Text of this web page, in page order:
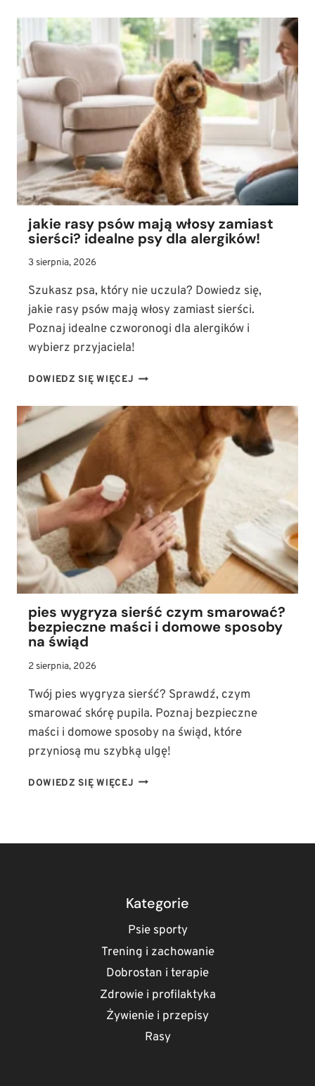
GRYZOŃ
POD
JEDNYM
DACHEM?
SPRAWDŹ,
ZYJA
SZCZURY
DOMOWE
I
JAK
JE
ZAPOZNAĆ
PSEM
jakie rasy psów mają włosy zamiast
sierści? idealne psy dla alergików!
3 sierpnia, 2026
Szukasz psa, który nie uczula? Dowiedz się,
jakie rasy psów mają włosy zamiast sierści.
Poznaj idealne czworonogi dla alergików i
wybierz przyjaciela!
DOWIEDZ SIĘ WIĘCEJ JAKIE
PSÓW
MAJĄ
WŁOSY
PSY
DLA
ALERGIKÓW!
pies wygryza sierść czym smarować?
bezpieczne maści i domowe sposoby
na świąd
2 sierpnia, 2026
Twój pies wygryza sierść? Sprawdź, czym
smarować skórę pupila. Poznaj bezpieczne
maści i domowe sposoby na świąd, które
przyniosą mu szybką ulgę!
DOWIEDZ SIĘ WIĘCEJ PIES
DOMOWE
SPOSOBY
NA
Kategorie
Psie sporty
Trening i zachowanie
Dobrostan i terapie
Zdrowie i profilaktyka
Żywienie i przepisy
Rasy